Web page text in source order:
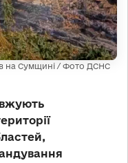
на Сумщині / Фото ДСНС